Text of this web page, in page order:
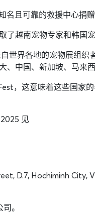
且可靠的救援中心捐赠
越南宠物专家和韩国宠
世界各地的宠物展组织
中国、新加坡、马来
，这意味着这些国家
见
D.7, Hochiminh City,
。